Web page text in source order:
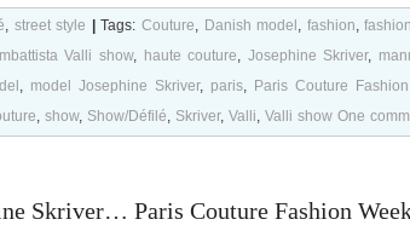
, street style Tags: Couture, Danish model , fashion,
Valli show, haute couture, Josephine Skriver,
, model Josephine Skriver, paris, Paris Couture
, show, Show/Défilé, Skriver, Valli, Valli show One
Skriver… Paris Couture Fashion